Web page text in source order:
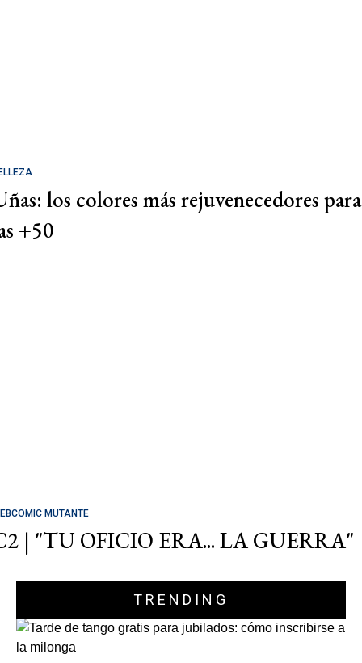
los colores más rejuvenecedores para
+50
MUTANTE
| "TU OFICIO ERA... LA GUERRA"
TRENDING